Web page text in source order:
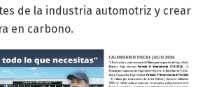
de la industria automotriz y crear
en carbono.